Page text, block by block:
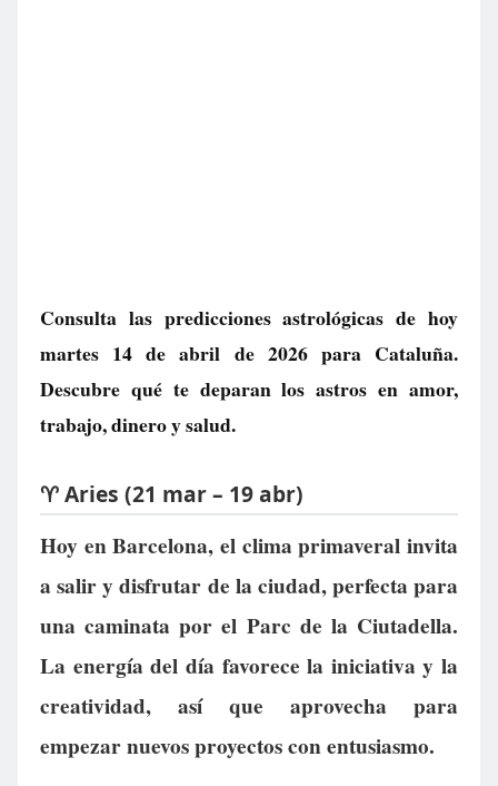
Consulta las predicciones astrológicas de hoy
martes 14 de abril de 2026 para Cataluña.
Descubre qué te deparan los astros en amor,
trabajo, dinero y salud.
♈ Aries (21 mar – 19 abr)
Hoy en Barcelona, el clima primaveral invita
a salir y disfrutar de la ciudad, perfecta para
una caminata por el Parc de la Ciutadella.
La energía del día favorece la iniciativa y la
creatividad, así que aprovecha para
empezar nuevos proyectos con entusiasmo.